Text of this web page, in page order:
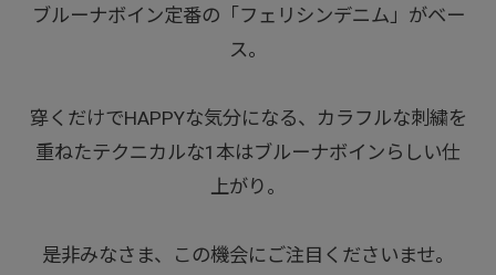
ブルーナボイン定番の「フェリシンデニム」がベー
ス。
穿くだけでHAPPYな気分になる、カラフルな刺繍を
重ねたテクニカルな1本はブルーナボインらしい仕
上がり。
是非みなさま、この機会にご注目くださいませ。